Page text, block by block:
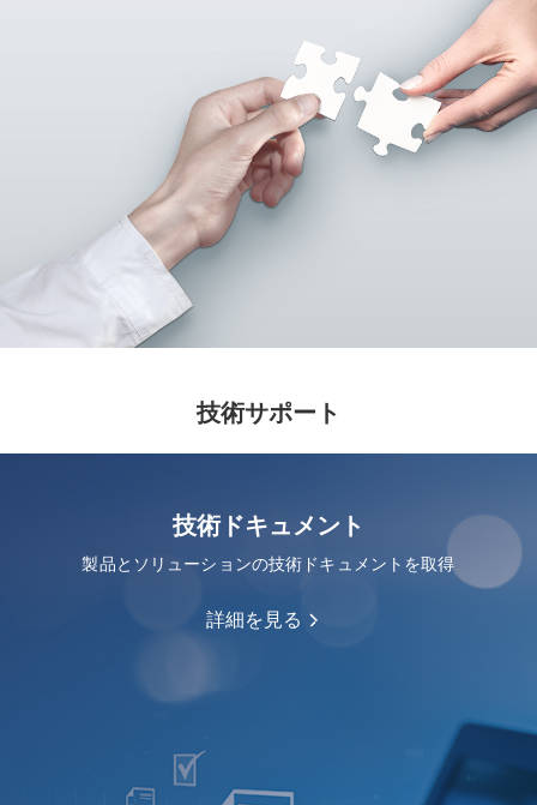
技術サポート
技術ドキュメント
製品とソリューションの技術ドキュメントを取得
詳細を見る